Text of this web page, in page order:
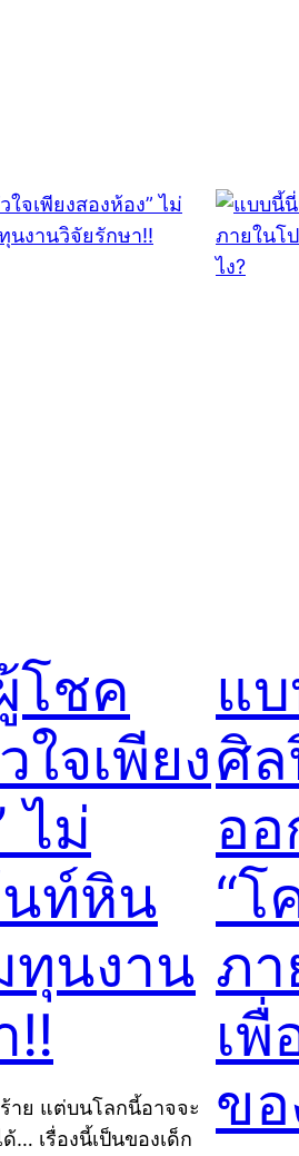
โชค
ใจเพียง
ไม่
นท์หิน
ทุนงาน
!!
าย แต่บนโลกนี้อาจจะ
… เรื่องนี้เป็นของเด็ก
แ
ศิ
อ
“โ
ภา
เ
ขอ